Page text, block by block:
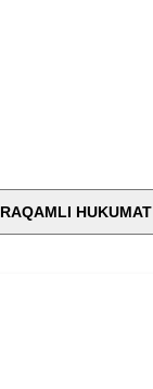
RAQAMLI HUKUMAT